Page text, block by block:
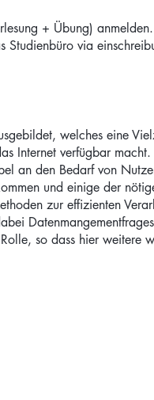
+ Übung) anmelden.
Studienbüro via
welches eine
Internet verfügbar
an den Bedarf von
und einige der
zur effizienten
so dass hier weitere